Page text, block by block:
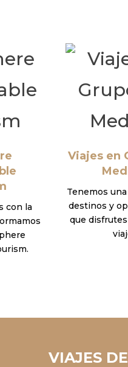
con la
Viajes en
Tenemos
destinos y
que
VIAJES